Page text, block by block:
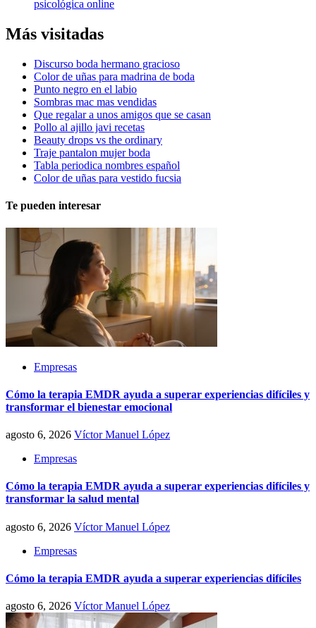
psicológica online
Más visitadas
Discurso boda hermano gracioso
Color de uñas para madrina de boda
Punto negro en el labio
Sombras mac mas vendidas
Que regalar a unos amigos que se casan
Pollo al ajillo javi recetas
Beauty drops vs the ordinary
Traje pantalon mujer boda
Tabla periodica nombres español
Color de uñas para vestido fucsia
Te pueden interesar
Empresas
Cómo la terapia EMDR ayuda a superar experiencias difíciles y
transformar el bienestar emocional
agosto 6, 2026 Víctor Manuel López
Empresas
Cómo la terapia EMDR ayuda a superar experiencias difíciles y
transformar la salud mental
agosto 6, 2026 Víctor Manuel López
Empresas
Cómo la terapia EMDR ayuda a superar experiencias difíciles
agosto 6, 2026 Víctor Manuel López